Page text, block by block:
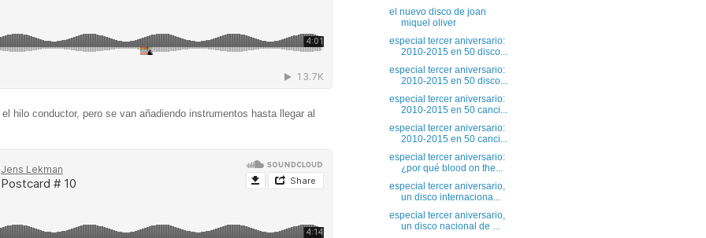
hilo conductor, pero se van añadiendo instrumentos hasta llegar al
el nuevo disco de joan
miquel oliver
especial tercer aniversario:
2010-2015 en 50 disco...
especial tercer aniversario:
2010-2015 en 50 disco...
especial tercer aniversario:
2010-2015 en 50 canci...
especial tercer aniversario:
2010-2015 en 50 canci...
especial tercer aniversario:
¿por qué blood on the...
especial tercer aniversario,
un disco internaciona...
especial tercer aniversario,
un disco nacional de ...